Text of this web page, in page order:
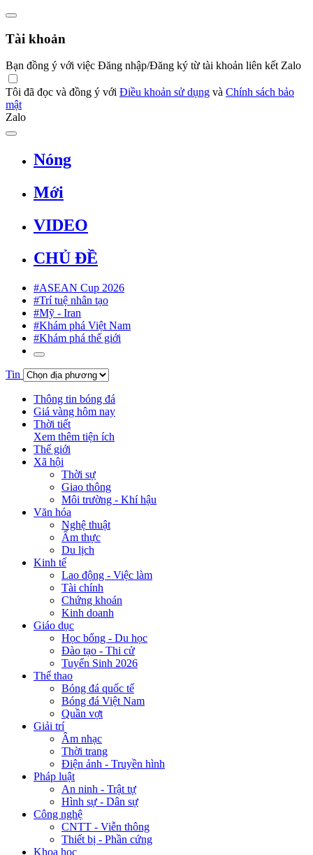
Tài khoản
Bạn đồng ý với việc Đăng nhập/Đăng ký từ tài khoản liên kết Zalo
Tôi đã đọc và đồng ý với Điều khoản sử dụng và Chính sách bảo
mật
Zalo
Nóng
Mới
VIDEO
CHỦ ĐỀ
#ASEAN Cup 2026
#Trí tuệ nhân tạo
#Mỹ - Iran
#Khám phá Việt Nam
#Khám phá thế giới
Tin
Thông tin bóng đá
Giá vàng hôm nay
Thời tiết
Xem thêm tiện ích
Thế giới
Xã hội
Thời sự
Giao thông
Môi trường - Khí hậu
Văn hóa
Nghệ thuật
Ẩm thực
Du lịch
Kinh tế
Lao động - Việc làm
Tài chính
Chứng khoán
Kinh doanh
Giáo dục
Học bổng - Du học
Đào tạo - Thi cử
Tuyển Sinh 2026
Thể thao
Bóng đá quốc tế
Bóng đá Việt Nam
Quần vợt
Giải trí
Âm nhạc
Thời trang
Điện ảnh - Truyền hình
Pháp luật
An ninh - Trật tự
Hình sự - Dân sự
Công nghệ
CNTT - Viễn thông
Thiết bị - Phần cứng
Khoa học